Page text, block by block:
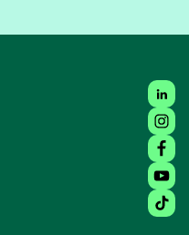
window)
in a new window)